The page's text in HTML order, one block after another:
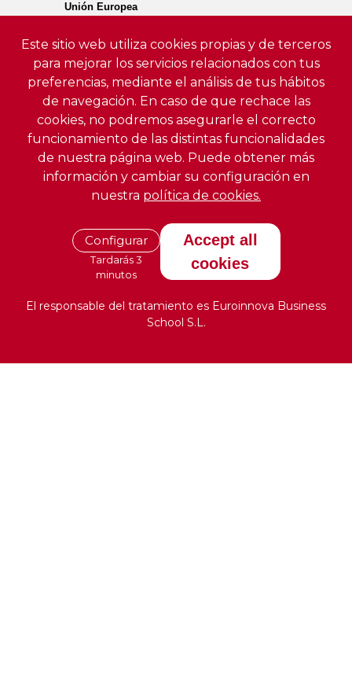
Este sitio web utiliza cookies propias y de terceros
para mejorar los servicios relacionados con tus
preferencias, mediante el análisis de tus hábitos
de navegación. En caso de que rechace las
cookies, no podremos asegurarle el correcto
funcionamiento de las distintas funcionalidades
de nuestra página web. Puede obtener más
información y cambiar su configuración en
nuestra política de cookies.
Configurar
Tardarás 3
minutos
Accept all
cookies
El responsable del tratamiento es Euroinnova Business
School S.L.